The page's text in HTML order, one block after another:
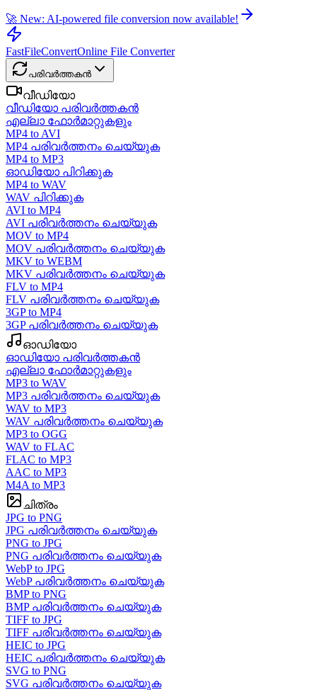
🚀 New: AI-powered file conversion now available!
FastFileConvertOnline File Converter
പരിവർത്തകൻ
വീഡിയോ
വീഡിയോ പരിവർത്തകൻ
എല്ലാ ഫോർമാറ്റുകളും
MP4 to AVI
MP4 പരിവർത്തനം ചെയ്യുക
MP4 to MP3
ഓഡിയോ പിറിക്കുക
MP4 to WAV
WAV പിറിക്കുക
AVI to MP4
AVI പരിവർത്തനം ചെയ്യുക
MOV to MP4
MOV പരിവർത്തനം ചെയ്യുക
MKV to WEBM
MKV പരിവർത്തനം ചെയ്യുക
FLV to MP4
FLV പരിവർത്തനം ചെയ്യുക
3GP to MP4
3GP പരിവർത്തനം ചെയ്യുക
ഓഡിയോ
ഓഡിയോ പരിവർത്തകൻ
എല്ലാ ഫോർമാറ്റുകളും
MP3 to WAV
MP3 പരിവർത്തനം ചെയ്യുക
WAV to MP3
WAV പരിവർത്തനം ചെയ്യുക
MP3 to OGG
WAV to FLAC
FLAC to MP3
AAC to MP3
M4A to MP3
ചിത്രം
JPG to PNG
JPG പരിവർത്തനം ചെയ്യുക
PNG to JPG
PNG പരിവർത്തനം ചെയ്യുക
WebP to JPG
WebP പരിവർത്തനം ചെയ്യുക
BMP to PNG
BMP പരിവർത്തനം ചെയ്യുക
TIFF to JPG
TIFF പരിവർത്തനം ചെയ്യുക
HEIC to JPG
HEIC പരിവർത്തനം ചെയ്യുക
SVG to PNG
SVG പരിവർത്തനം ചെയ്യുക